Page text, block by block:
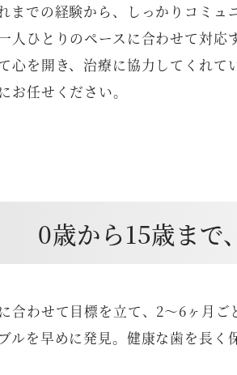
までの経験から、しっかりコミュ
人ひとりのペースに合わせて対応
心を開き、治療に協力してくれて
お任せください。
0歳から15歳まで
合わせて目標を立て、2〜6ヶ月ご
ルを早めに発見。健康な歯を長く